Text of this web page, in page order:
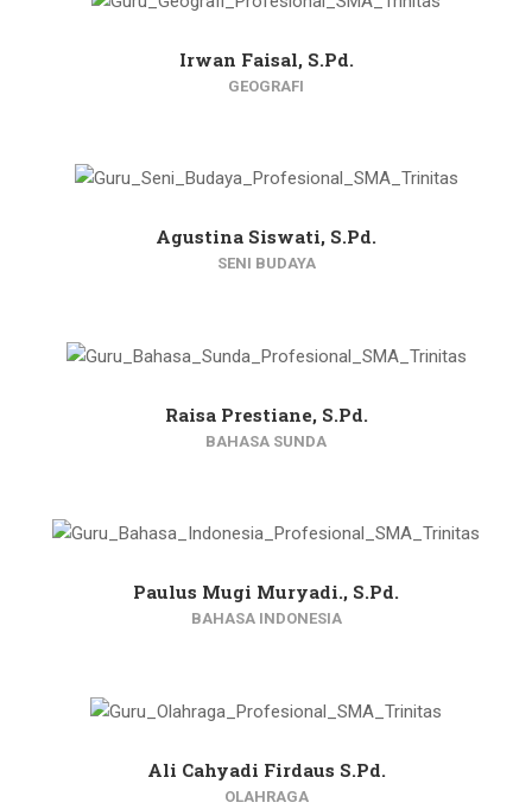
Irwan Faisal, S.Pd.
GEOGRAFI
Agustina Siswati, S.Pd.
SENI BUDAYA
Raisa Prestiane, S.Pd.
BAHASA SUNDA
Paulus Mugi Muryadi., S.Pd.
BAHASA INDONESIA
Ali Cahyadi Firdaus S.Pd.
OLAHRAGA